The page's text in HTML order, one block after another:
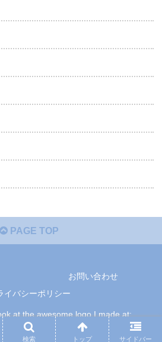
PAGE TOP
お問い合わせ
イバシーポリシー
at the awesome logo I made at:
検索 トップ サイドバー